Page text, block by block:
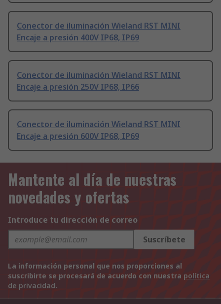
Conector de iluminación Wieland RST MINI
Encaje a presión 400V IP68, IP69
Conector de iluminación Wieland RST MINI
Encaje a presión 250V IP68, IP66
Conector de iluminación Wieland RST MINI
Encaje a presión 600V IP68, IP69
Mantente al día de nuestras
novedades y ofertas
Introduce tu dirección de correo
Suscríbete
La información personal que nos proporciones al
suscribirte se procesará de acuerdo con nuestra política
de privacidad.